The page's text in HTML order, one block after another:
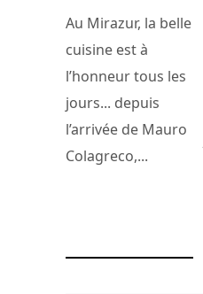
Au Mirazur, la belle
cuisine est à
l’honneur tous les
jours... depuis
l’arrivée de Mauro
Colagreco,...